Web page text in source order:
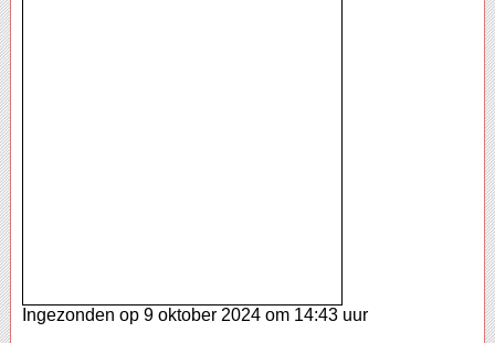
Ingezonden op 9 oktober 2024 om 14:43 uur